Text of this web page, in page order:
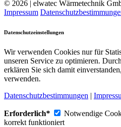
© 2026 | elwatec Wärmetechnik
Impressum
Datenschutzeinstellungen
Wir verwenden Cookies nur für
unseren Service zu optimieren.
erklären Sie sich damit
verwenden.
Datenschutzbestimmungen |
Erforderlich*
Notwendige
korrekt funktioniert